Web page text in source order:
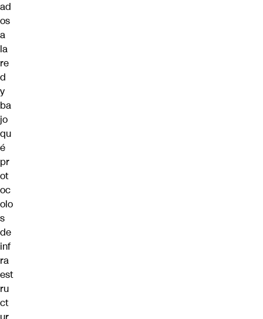
ad
os
a
la
re
d
y
ba
jo
qu
é
pr
ot
oc
olo
s
de
inf
ra
est
ru
ct